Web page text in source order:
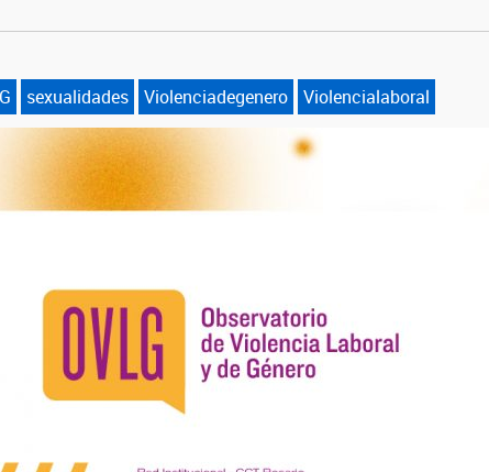
sexualidades Violenciadegenero Violencialaboral